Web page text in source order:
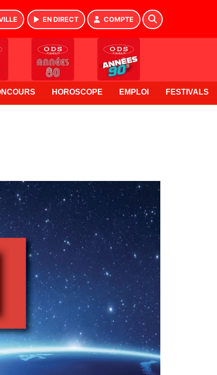
EN DIRECT COMPTE
HOROSCOPE EMPLOI FESTIVALS